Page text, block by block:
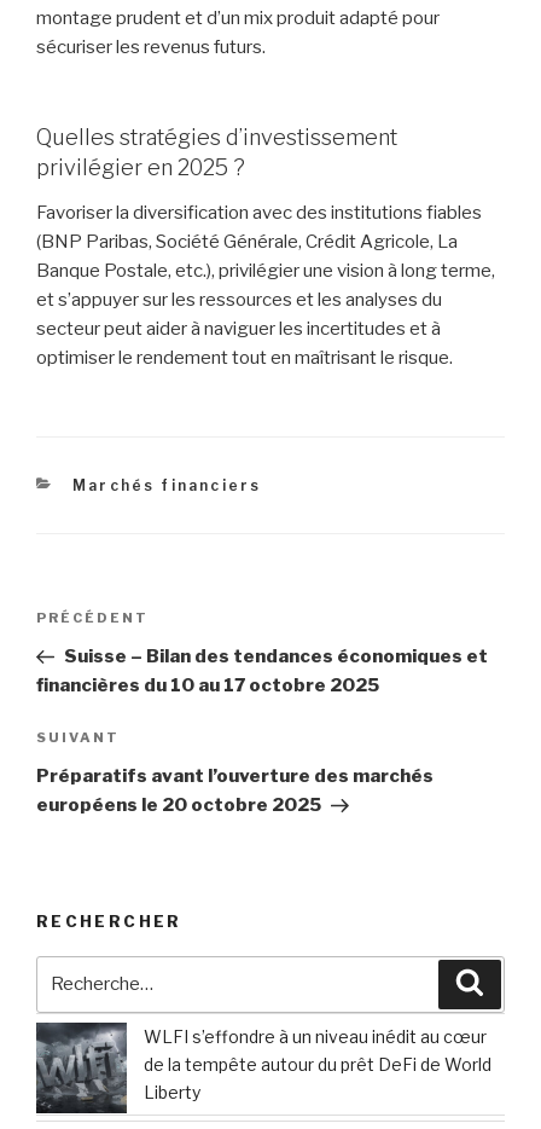
montage prudent et d’un mix produit adapté pour
sécuriser les revenus futurs.
Quelles stratégies d’investissement
privilégier en 2025 ?
Favoriser la diversification avec des institutions fiables
(BNP Paribas, Société Générale, Crédit Agricole, La
Banque Postale, etc.), privilégier une vision à long terme,
et s’appuyer sur les ressources et les analyses du
secteur peut aider à naviguer les incertitudes et à
optimiser le rendement tout en maîtrisant le risque.
Catégories
Marchés financiers
Navigation
l’article
Article
précédent
PRÉCÉDENT
Suisse – Bilan des tendances économiques et
financières du 10 au 17 octobre 2025
Article
suivant
SUIVANT
Préparatifs avant l’ouverture des marchés
européens le 20 octobre 2025
RECHERCHER
:
WLFI s’effondre à un niveau inédit au cœur
de la tempête autour du prêt DeFi de World
Liberty